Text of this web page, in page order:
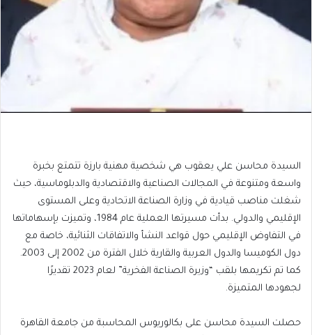
السيدة محاسن علي يعقوب هي شخصية مهنية بارزة تتمتع بخبرة
واسعة ومتنوعة في المجالات الصناعية والاقتصادية والدبلوماسية، حيث
شغلت مناصب قيادية في وزارة الصناعة الاتحادية وعلى المستوى
الإقليمي والدولي. بدأت مسيرتها العملية عام 1984، وتميزت بإسهاماتها
في التفاوض الإقليمي حول قواعد النشأ والاتفاقات الثنائية، خاصة مع
دول الكوميسا والدول العربية والقارية خلال الفترة من 2002 إلى 2003.
كما تم تكريمها بلقب “وزيرة الصناعة الفخرية” لعام 2023 تقديرًا
لجهودها المتميزة.
حصلت السيدة محاسن على بكالوريوس المحاسبة من جامعة القاهرة